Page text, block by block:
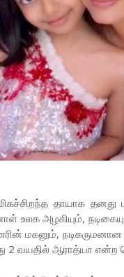
தாயாக தனது
உலக அழகியும்,
மகனும்,
2 வயதில் ஆராத்யா